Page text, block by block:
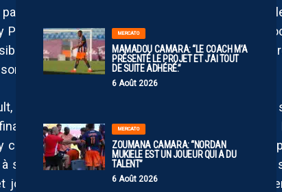
MERCATO
MAMADOU CAMARA: “LE COACH M’A
PRÉSENTÉ LE PROJET ET J’AI TOUT
DE SUITE ADHÉRÉ.”
6 Août 2026
MERCATO
ZOUMANA CAMARA: “NORDAN
MUKIELE EST UN JOUEUR QUI A DU
TALENT”
6 Août 2026
décisives, sera l’arme offensive à
Poirier vont tout donner pour l’emporter et
au classement. Les Pailladins devront être
sur une mauvaise note.
au-delà de son rôle d’arbitre du haut de tableau,
positif sur cette saison de la reconstruction.
jusqu’à l’avant-dernière journée et les
suivre notre onze fétiche. Pour bien clôturer la
jouez avec fierté pour le blason que vous